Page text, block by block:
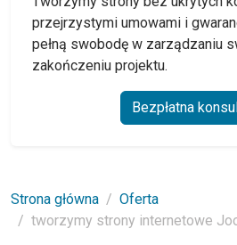
przejrzystymi umowami i
pełną swobodę w zarządzaniu
zakończeniu projektu.
Bezpłatna
Strona główna
Oferta
tworzymy strony internetowe